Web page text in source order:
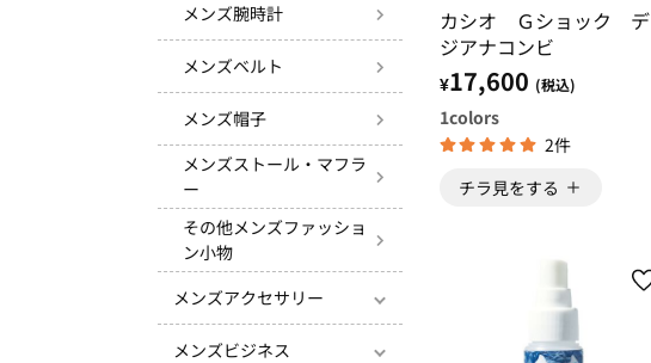
メンズ腕時計
メンズベルト
メンズ帽子
メンズストール・マフラ
ー
その他メンズファッショ
ン小物
メンズアクセサリー
メンズビジネス
カシオ Ｇショック デ
ジアナコンビ
¥17,600 (税込)
1colors
2件
チラ見をする